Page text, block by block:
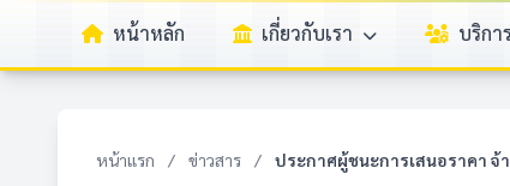
หน้าหลัก เกี่ยวกับเรา บริก
หน้าแรก / ข่าวสาร / ประกาศผู้ชนะการเสนอราคา จ้